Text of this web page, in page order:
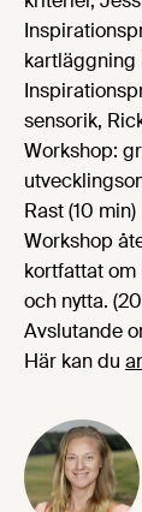
kartläggning
sensorik,
Workshop:
Rast (10 min)
Workshop
kortfattat
och nytta.
Avslutande
Här kan du